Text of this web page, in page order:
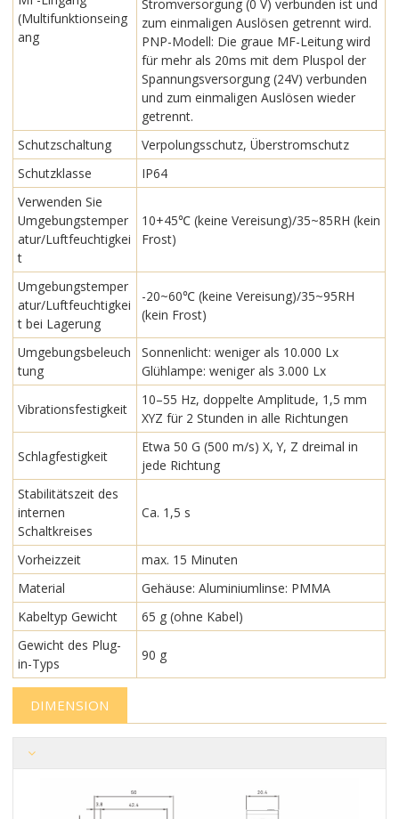
(Multifunktionseing
ang
Stromversorgung (0 V) verbunden ist und
zum einmaligen Auslösen getrennt wird.
PNP-Modell: Die graue MF-Leitung wird
für mehr als 20ms mit dem Pluspol der
Spannungsversorgung (24V) verbunden
und zum einmaligen Auslösen wieder
getrennt.
Schutzschaltung
Verpolungsschutz, Überstromschutz
Schutzklasse
IP64
Verwenden Sie
Umgebungstemper
atur/Luftfeuchtigkei
t
10+45℃ (keine Vereisung)/35~85RH (kein
Frost)
Umgebungstemper
atur/Luftfeuchtigkei
t bei Lagerung
-20~60℃ (keine Vereisung)/35~95RH
(kein Frost)
Umgebungsbeleuch
tung
Sonnenlicht: weniger als 10.000 Lx
Glühlampe: weniger als 3.000 Lx
Vibrationsfestigkeit
10–55 Hz, doppelte Amplitude, 1,5 mm
XYZ für 2 Stunden in alle Richtungen
Schlagfestigkeit
Etwa 50 G (500 m/s) X, Y, Z dreimal in
jede Richtung
Stabilitätszeit des
internen
Schaltkreises
Ca. 1,5 s
Vorheizzeit
max. 15 Minuten
Material
Gehäuse: Aluminiumlinse: PMMA
Kabeltyp Gewicht
65 g (ohne Kabel)
Gewicht des Plug-
in-Typs
90 g
DIMENSION